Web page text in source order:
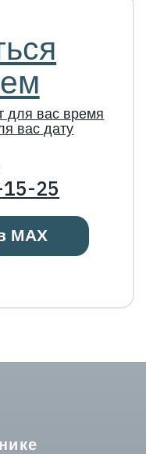
физических
№ 152-ФЗ "О
или иное
на
определяемой
кодекса РФ.